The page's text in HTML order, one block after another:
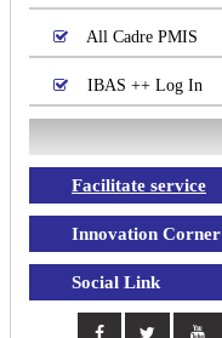
All Cadre PMIS
IBAS ++ Log In
Facilitate service
Innovation Corner
Social Link